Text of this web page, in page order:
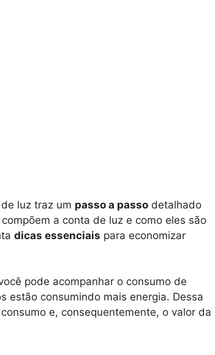
luz traz um passo a passo detalhado
a conta de luz e como eles são
dicas essenciais para economizar
pode acompanhar o consumo de
estão consumindo mais energia. Dessa
e, consequentemente, o valor da